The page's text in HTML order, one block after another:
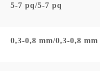
5-7 pq/5-7 pq
0,3-0,8 mm/0,3-0,8 mm